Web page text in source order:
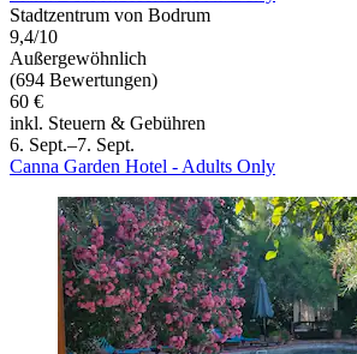
Stadtzentrum von Bodrum
9,4/10
Außergewöhnlich
(694 Bewertungen)
60 €
inkl. Steuern & Gebühren
6. Sept.–7. Sept.
Canna Garden Hotel - Adults Only